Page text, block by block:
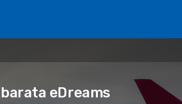
eDreams